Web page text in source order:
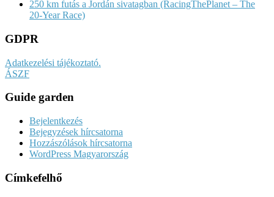
250 km futás a Jordán sivatagban (RacingThePlanet – The
20-Year Race)
GDPR
Adatkezelési tájékoztató.
ÁSZF
Guide garden
Bejelentkezés
Bejegyzések hírcsatorna
Hozzászólások hírcsatorna
WordPress Magyarország
Címkefelhő